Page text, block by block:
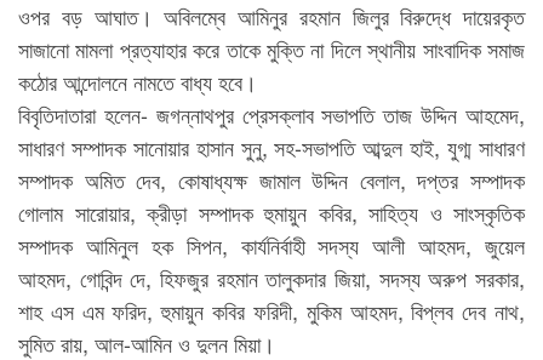
ওপর বড় আঘাত। অবিলম্বে আমিনুর রহমান জিলুর বিরুদ্ধে দায়েরকৃত
সাজানো মামলা প্রত্যাহার করে তাকে মুক্তি না দিলে স্থানীয় সাংবাদিক সমাজ
কঠোর আন্দোলনে নামতে বাধ্য হবে।
বিবৃতিদাতারা হলেন- জগন্নাথপুর প্রেসক্লাব সভাপতি তাজ উদ্দিন আহমেদ,
সাধারণ সম্পাদক সানোয়ার হাসান সুনু, সহ-সভাপতি আব্দুল হাই, যুগ্ম সাধারণ
সম্পাদক অমিত দেব, কোষাধ্যক্ষ জামাল উদ্দিন বেলাল, দপ্তর সম্পাদক
গোলাম সারোয়ার, ক্রীড়া সম্পাদক হুমায়ুন কবির, সাহিত্য ও সাংস্কৃতিক
সম্পাদক আমিনুল হক সিপন, কার্যনির্বাহী সদস্য আলী আহমদ, জুয়েল
আহমদ, গোবিন্দ দে, হিফজুর রহমান তালুকদার জিয়া, সদস্য অরুপ সরকার,
শাহ এস এম ফরিদ, হুমায়ুন কবির ফরিদী, মুকিম আহমদ, বিপ্লব দেব নাথ,
সুমিত রায়, আল-আমিন ও দুলন মিয়া।